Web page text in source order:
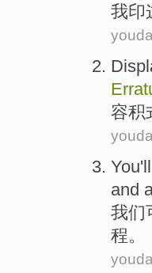
我印
容积
You'll
and
我们
程。